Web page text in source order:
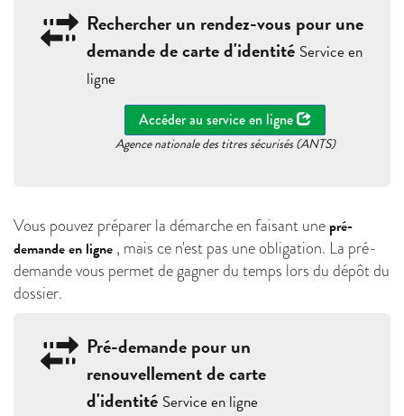
Rechercher un rendez-vous pour une
demande de carte d'identité Service en
ligne
Accéder au service en ligne
Agence nationale des titres sécurisés (ANTS)
Vous pouvez préparer la démarche en faisant une pré-
demande en ligne , mais ce n'est pas une obligation. La pré-
demande vous permet de gagner du temps lors du dépôt du
dossier.
Pré-demande pour un
renouvellement de carte
d'identité Service en ligne